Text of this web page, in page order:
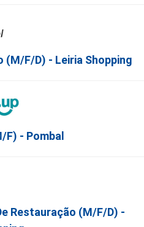
(m/f/d) - Leiria Shopping
- Pombal
Restauração (m/f/d) -